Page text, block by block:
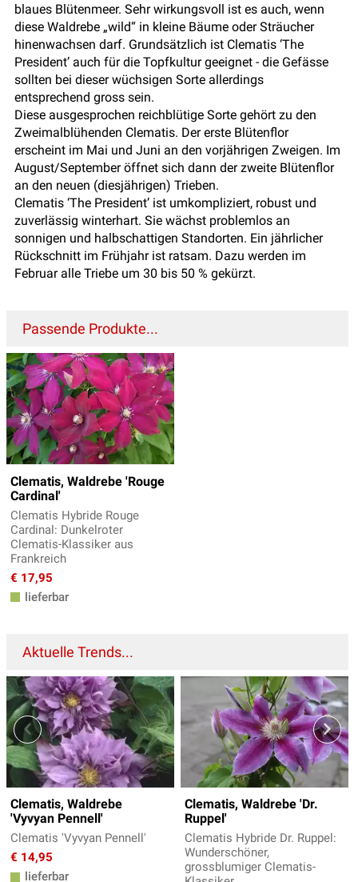
blaues Blütenmeer. Sehr wirkungsvoll ist es auch, wenn
diese Waldrebe „wild“ in kleine Bäume oder Sträucher
hinenwachsen darf. Grundsätzlich ist Clematis ‘The
President’ auch für die Topfkultur geeignet - die Gefässe
sollten bei dieser wüchsigen Sorte allerdings
entsprechend gross sein.
Diese ausgesprochen reichblütige Sorte gehört zu den
Zweimalblühenden Clematis. Der erste Blütenflor
erscheint im Mai und Juni an den vorjährigen Zweigen. Im
August/September öffnet sich dann der zweite Blütenflor
an den neuen (diesjährigen) Trieben.
Clematis ‘The President’ ist umkompliziert, robust und
zuverlässig winterhart. Sie wächst problemlos an
sonnigen und halbschattigen Standorten. Ein jährlicher
Rückschnitt im Frühjahr ist ratsam. Dazu werden im
Februar alle Triebe um 30 bis 50 % gekürzt.
Passende Produkte...
Clematis, Waldrebe 'Rouge
Cardinal'
Clematis Hybride Rouge
Cardinal: Dunkelroter
Clematis-Klassiker aus
Frankreich
€ 17,95
lieferbar
Aktuelle Trends...
Clematis, Waldrebe
'Vyvyan Pennell'
Clematis 'Vyvyan Pennell'
€ 14,95
lieferbar
Clematis, Waldrebe 'Dr.
Ruppel'
Clematis Hybride Dr. Ruppel:
Wunderschöner,
grossblumiger Clematis-